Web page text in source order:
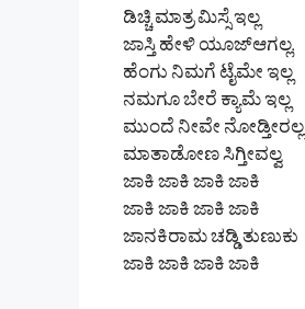
ಡಿಚ್ಚಿ ಮಾತ್ರ ಮಿಸ್ಸೆ ಇಲ್ಲ
ಜಾಸ್ತಿ ಹೇಳಿ ಯೂಜ್ಆಗಲ್ಲ.
ಹೆಂಗು ನಿಮಗೆ ಟೈಮೇ ಇಲ್ಲ
ನಮಗೂ ಬೇರೆ ಕ್ಯಾಮೆ ಇಲ್ಲ
ಮುಂದೆ ನೀವೇ ನೋಡ್ತೀರಲ್ಲ
ಮಾತಾಡೋಣ ಸಿಗ್ತೀವಲ್ವ
ಜಾಕಿ ಜಾಕಿ ಜಾಕಿ ಜಾಕಿ
ಜಾಕಿ ಜಾಕಿ ಜಾಕಿ ಜಾಕಿ
ಜಾನಕಿರಾಮ ಚಡ್ಡಿ ತುಣುಕು
ಜಾಕಿ ಜಾಕಿ ಜಾಕಿ ಜಾಕಿ